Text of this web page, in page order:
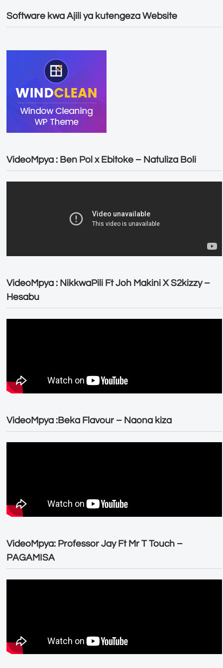
Software kwa Ajili ya kutengeza Website
VideoMpya : Ben Pol x Ebitoke – Natuliza Boli
VideoMpya : NikkwaPili Ft Joh Makini X S2kizzy –
Hesabu
VideoMpya :Beka Flavour – Naona kiza
VideoMpya: Professor Jay Ft Mr T Touch –
PAGAMISA